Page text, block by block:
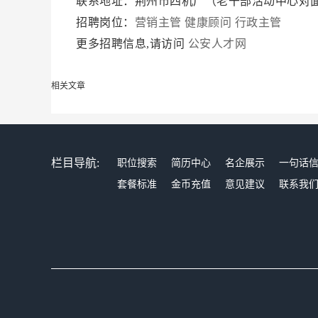
招聘岗位： 营销主管 健康顾问 行政主管
更多招聘信息,请访问 公安人才网
相关文章
栏目导航: 职位搜索 简历中心 名企展示
一句话
套餐标准
金币充值 意见建议 联系我们